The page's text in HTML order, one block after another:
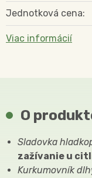
Jednotková cena:
Viac informácií
O
Sladovka
zažívanie u
Kurkumovník